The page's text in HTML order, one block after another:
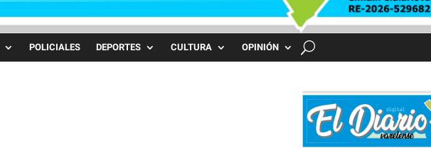
POLICIALES DEPORTES CULTURA OPINIÓN